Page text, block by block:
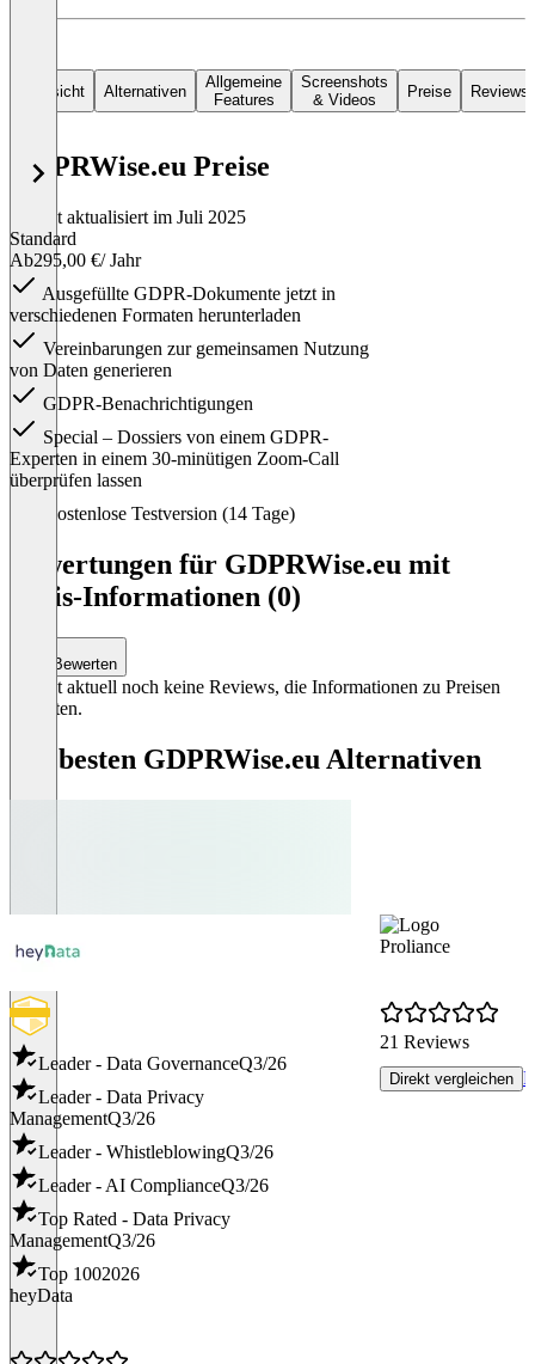
Übersicht Alternativen
Allgemeine
Features
Screenshots
& Videos
Preise Reviews
GDPRWise.eu Preise
Zuletzt aktualisiert im Juli 2025
Standard
Ab295,00 €/ Jahr
Ausgefüllte GDPR-Dokumente jetzt in
verschiedenen Formaten herunterladen
Vereinbarungen zur gemeinsamen Nutzung
von Daten generieren
GDPR-Benachrichtigungen
Special – Dossiers von einem GDPR-
Experten in einem 30-minütigen Zoom-Call
überprüfen lassen
Kostenlose Testversion (14 Tage)
Bewertungen für GDPRWise.eu mit
Preis-Informationen (0)
Bewerten
Es gibt aktuell noch keine Reviews, die Informationen zu Preisen
enthalten.
Die besten GDPRWise.eu Alternativen
Leader - Data GovernanceQ3/26
Leader - Data Privacy
ManagementQ3/26
Leader - WhistleblowingQ3/26
Leader - AI ComplianceQ3/26
Top Rated - Data Privacy
ManagementQ3/26
Top 1002026
heyData
Proliance
21 Reviews
Direkt vergleichen